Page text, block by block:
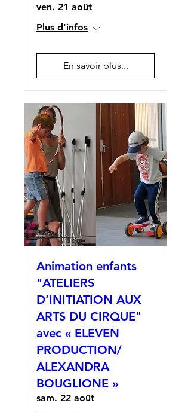
ven. 21 août
Plus d'infos
En savoir plus...
Animation enfants
"ATELIERS
D’INITIATION AUX
ARTS DU CIRQUE"
avec « ELEVEN
PRODUCTION/
ALEXANDRA
BOUGLIONE »
sam. 22 août